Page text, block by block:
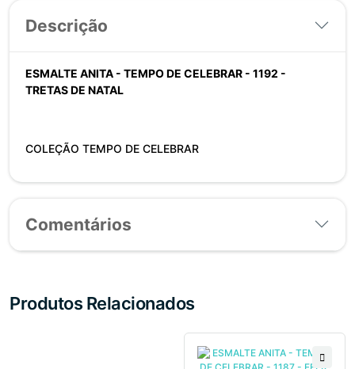
Descrição
ESMALTE ANITA - TEMPO DE CELEBRAR - 1192 -
TRETAS DE NATAL
COLEÇÃO TEMPO DE CELEBRAR
Comentários
Produtos Relacionados